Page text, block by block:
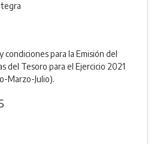
condiciones para la Emisión del
del Tesoro para el Ejercicio 2021
Marzo-Julio).